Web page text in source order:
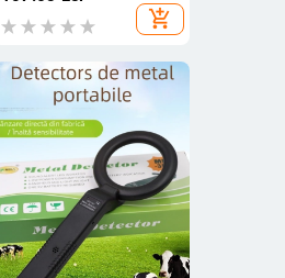
Nouă, Pentru zootehnie,
Uscată și Întunecată
add_shopping_cart